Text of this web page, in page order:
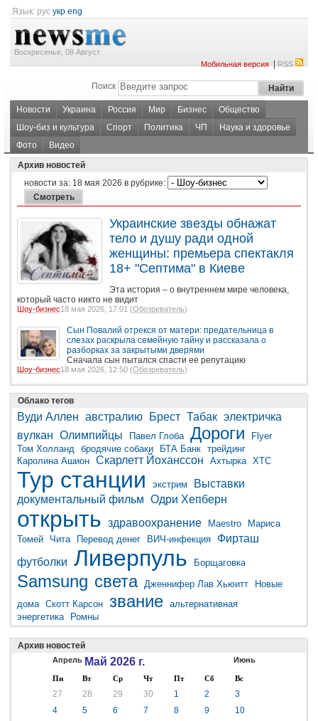
Язык: рус укр eng
Воскресенье, 09 Август
Мобильная версия|RSS
Поиск
Новости Украина Россия Мир Бизнес
Общество
Шоу-биз и культура
Спорт Политика ЧП
Наука и здоровье
Фото
Видео
Архив новостей
новости за: 18 мая 2026 в рубрике:
Украинские звезды обнажат
тело и душу ради одной
женщины: премьера спектакля
18+ "Септима" в Киеве
Эта история – о внутреннем мире человека,
который часто никто не видит
Шоу-бизнес18 мая 2026, 17:01 (Обозреватель)
Сын Повалий отрекся от матери: предательница в
слезах раскрыла семейную тайну и рассказала о
разборках за закрытыми дверями
Сначала сын пытался спасти ее репутацию
Шоу-бизнес18 мая 2026, 12:50 (Обозреватель)
Облако тегов
Вуди Аллен австралию Брест Табак электричка
вулкан Олимпийцы Павел Глоба Дороги
Flyer
Том Холланд
бродячие собаки БТА Банк трейдинг
Каролина Ашион Скарлетт Йоханссон Ахтырка ХТС
Тур станции экстрим
Выставки
документальный фильм Одри Хепберн
открыть здравоохранение Maestro
Мариса
Томей
Чита Перевод денег ВИЧ-инфекция
Фирташ
футболки Ливерпуль Борщаговка
Samsung света Дженнифер Лав Хьюитт
Новые
дома Скотт Карсон звание альтернативная
энергетика
Ромны
Архив новостей
Апрель Май 2026 г. Июнь
Пн Вт Ср Чт Пт Сб Вс
27 28 29 30 1 2
3
4
5 6 7 8 9
10